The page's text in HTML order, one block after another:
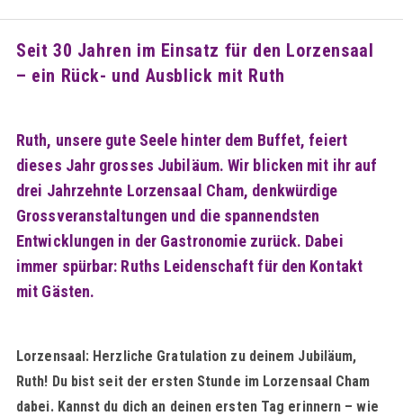
Seit 30 Jahren im Einsatz für den Lorzensaal
– ein Rück- und Ausblick mit Ruth
Ruth, unsere gute Seele hinter dem Buffet, feiert
dieses Jahr grosses Jubiläum. Wir blicken mit ihr auf
drei Jahrzehnte Lorzensaal Cham, denkwürdige
Grossveranstaltungen und die spannendsten
Entwicklungen in der Gastronomie zurück. Dabei
immer spürbar: Ruths Leidenschaft für den Kontakt
mit Gästen.
Lorzensaal: Herzliche Gratulation zu deinem Jubiläum,
Ruth! Du bist seit der ersten Stunde im Lorzensaal Cham
dabei. Kannst du dich an deinen ersten Tag erinnern – wie